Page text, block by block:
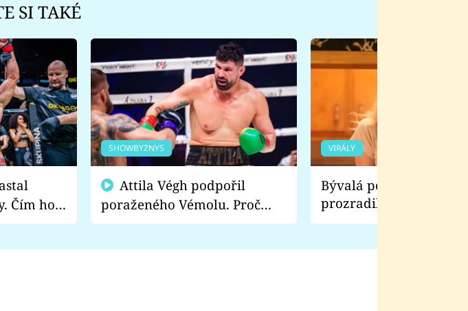
SI TAKÉ
Čím ho
SHOWBYZNYS
poraženého Vémolu. Proč
chce raději zápasit s ním než
VIRÁLY
Bývalá pornoherečka
prozradila, co ji
natáčení Euforie.